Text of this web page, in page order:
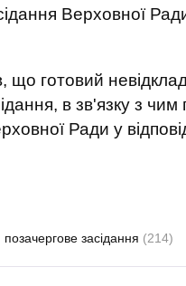
Верховної
що готовий
в зв'язку з чим
Ради у
позачергове засідання (214)